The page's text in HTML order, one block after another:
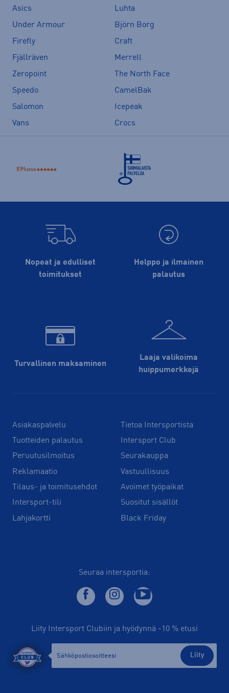
Asics
Luhta
Under Armour
Björn Borg
Firefly
Craft
Fjällräven
Merrell
Zeropoint
The North Face
Speedo
CamelBak
Salomon
Icepeak
Vans
Crocs
Nopeat ja edulliset
toimitukset
Helppo ja ilmainen
palautus
Turvallinen maksaminen
Laaja valikoima
huippu­merkkejä
Asiakaspalvelu
Tuotteiden palautus
Peruutusilmoitus
Reklamaatio
Tilaus- ja toimitusehdot
Intersport-tili
Lahjakortti
Tietoa Intersportista
Intersport Club
Seurakauppa
Vastuullisuus
Avoimet työpaikat
Suositut sisällöt
Black Friday
Seuraa intersportia:
Liity Intersport Clubiin ja hyödynnä -10 % etusi
Liity